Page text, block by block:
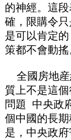
的神經。這
確，限購令
是可以肯定
策都不會動搖
全國房地産
質上不是這
問題 中央政
個中國的長
是，中央政